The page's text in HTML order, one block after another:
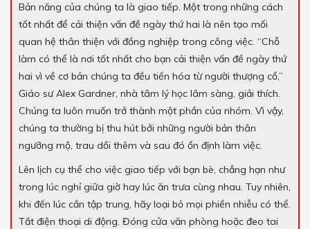
Bản năng của chúng ta là giao tiếp. Một trong những cách
tốt nhất để cải thiện vấn đề ngày thứ hai là nên tạo mối
quan hệ thân thiện với đồng nghiệp trong công việc. “Chỗ
làm có thể là nơi tốt nhất cho bạn cải thiện vấn đề ngày thứ
hai vì về cơ bản chúng ta đều tiến hóa từ người thượng cổ,”
Giáo sư Alex Gardner, nhà tâm lý học lâm sàng, giải thích.
Chúng ta luôn muốn trở thành một phần của nhóm. Vì vậy,
chúng ta thường bị thu hút bởi những người bản thân
ngưỡng mộ, trau dồi thêm và sau đó ổn định làm việc.
Lên lịch cụ thể cho việc giao tiếp với bạn bè, chẳng hạn như
trong lúc nghỉ giữa giờ hay lúc ăn trưa cùng nhau. Tuy nhiên,
khi đến lúc cần tập trung, hãy loại bỏ mọi phiền nhiễu có thể.
Tắt điện thoại di động. Đóng cửa văn phòng hoặc đeo tai